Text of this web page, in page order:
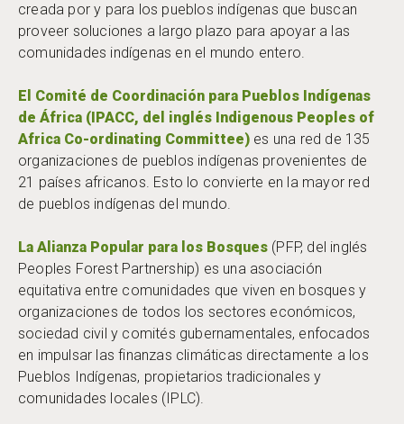
creada por y para los pueblos indígenas que buscan
proveer soluciones a largo plazo para apoyar a las
comunidades indígenas en el mundo entero.
El Comité de Coordinación para Pueblos Indígenas
de África (IPACC, del inglés Indigenous Peoples of
Africa Co-ordinating Committee) es una red de 135
organizaciones de pueblos indígenas provenientes de
21 países africanos. Esto lo convierte en la mayor red
de pueblos indígenas del mundo.
La Alianza Popular para los Bosques (PFP, del inglés
Peoples Forest Partnership) es una asociación
equitativa entre comunidades que viven en bosques y
organizaciones de todos los sectores económicos,
sociedad civil y comités gubernamentales, enfocados
en impulsar las finanzas climáticas directamente a los
Pueblos Indígenas, propietarios tradicionales y
comunidades locales (IPLC).